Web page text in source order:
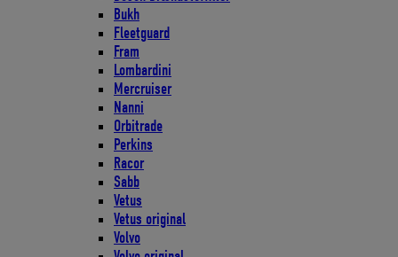
Bukh
Fleetguard
Fram
Lombardini
Mercruiser
Nanni
Orbitrade
Perkins
Racor
Sabb
Vetus
Vetus original
Volvo